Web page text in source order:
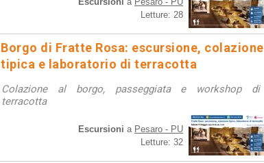
Letture: 28
Borgo di Fratte Rosa: escursione, colazione
tipica e laboratorio di terracotta
Colazione al borgo, passeggiata e workshop di
terracotta
Escursioni a Pesaro - PU
Letture: 32